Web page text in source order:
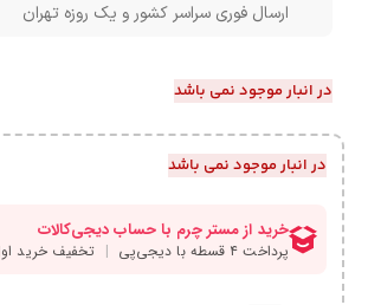
ارسال فوری سراسر کشور و یک روزه تهران
در انبار موجود نمی باشد
در انبار موجود نمی باشد